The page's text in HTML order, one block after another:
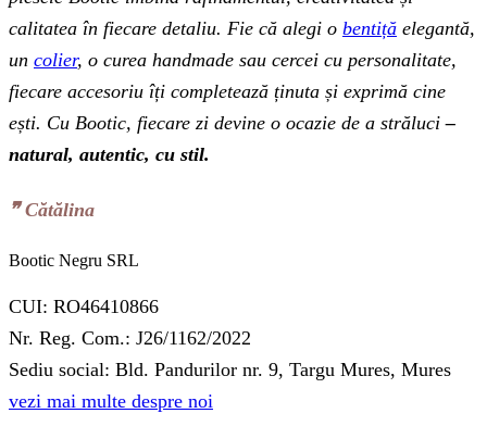
calitatea în fiecare detaliu. Fie că alegi o bentiță elegantă,
un colier, o curea handmade sau cercei cu personalitate,
fiecare accesoriu îți completează ținuta și exprimă cine
ești. Cu Bootic, fiecare zi devine o ocazie de a străluci –
natural, autentic, cu stil.
❞‬ Cătălina
Bootic Negru SRL
CUI: RO46410866
Nr. Reg. Com.: J26/1162/2022
Sediu social: Bld. Pandurilor nr. 9, Targu Mures, Mures
vezi mai multe despre noi